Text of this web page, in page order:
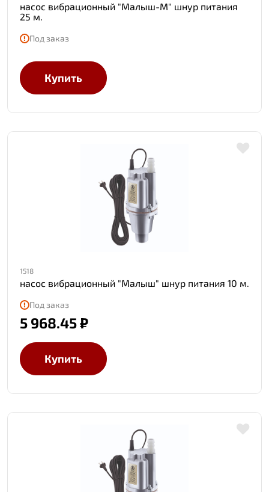
насос вибрационный "Малыш-М" шнур питания
25 м.
Под заказ
Купить
1518
насос вибрационный "Малыш" шнур питания 10 м.
Под заказ
5 968.45 ₽
Купить